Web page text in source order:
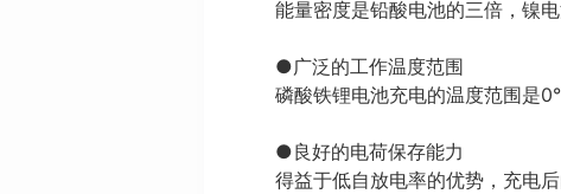
能量密度是铅酸电池的三倍，镍电
●广泛的工作温度范围
磷酸铁锂电池充电的温度范围
●良好的电荷保存能力
得益于低自放电率的优势，充电